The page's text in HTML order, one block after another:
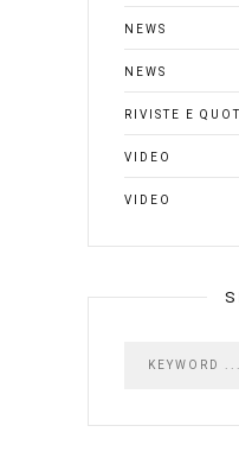
NEWS
NEWS
RIVISTE E
VIDEO
VIDEO